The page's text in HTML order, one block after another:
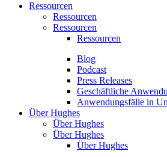
Ressourcen
Ressourcen
Ressourcen
Ressourcen
Blog
Podcast
Press Releases
Geschäftliche
Anwendungsfälle in
Über Hughes
Über Hughes
Über Hughes
Über Hughes